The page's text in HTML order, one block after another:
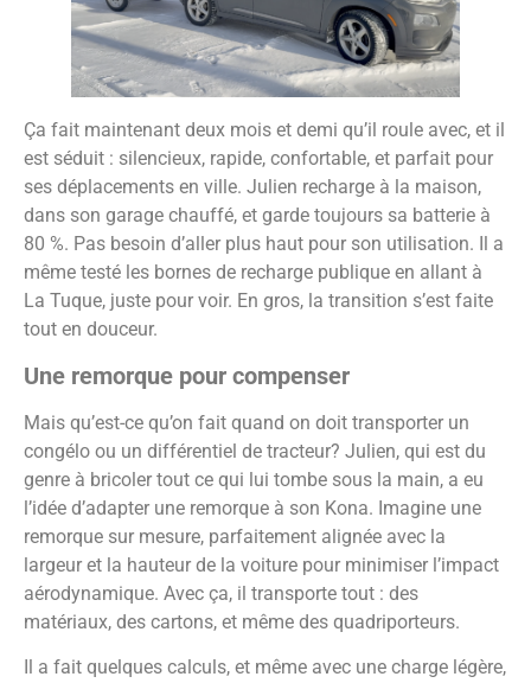
Ça fait maintenant deux mois et demi qu’il roule avec, et il
est séduit : silencieux, rapide, confortable, et parfait pour
ses déplacements en ville. Julien recharge à la maison,
dans son garage chauffé, et garde toujours sa batterie à
80 %. Pas besoin d’aller plus haut pour son utilisation. Il a
même testé les bornes de recharge publique en allant à
La Tuque, juste pour voir. En gros, la transition s’est faite
tout en douceur.
Une remorque pour compenser
Mais qu’est-ce qu’on fait quand on doit transporter un
congélo ou un différentiel de tracteur? Julien, qui est du
genre à bricoler tout ce qui lui tombe sous la main, a eu
l’idée d’adapter une remorque à son Kona. Imagine une
remorque sur mesure, parfaitement alignée avec la
largeur et la hauteur de la voiture pour minimiser l’impact
aérodynamique. Avec ça, il transporte tout : des
matériaux, des cartons, et même des quadriporteurs.
Il a fait quelques calculs, et même avec une charge légère,